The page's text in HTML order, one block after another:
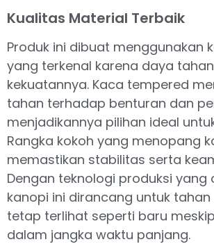
Kualitas Material Terbaik
Produk ini dibuat menggunakan
yang terkenal karena daya
kekuatannya. Kaca tempered
tahan terhadap benturan dan
menjadikannya pilihan ideal
Rangka kokoh yang menopang
memastikan stabilitas serta
Dengan teknologi produksi yang
kanopi ini dirancang untuk
tetap terlihat seperti baru
dalam jangka waktu panjang.